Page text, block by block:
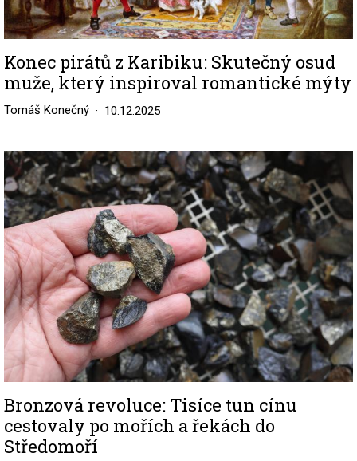
Konec pirátů z Karibiku: Skutečný osud
muže, který inspiroval romantické mýty
Tomáš Konečný 10.12.2025
Image
Bronzová revoluce: Tisíce tun cínu
cestovaly po mořích a řekách do
Středomoří